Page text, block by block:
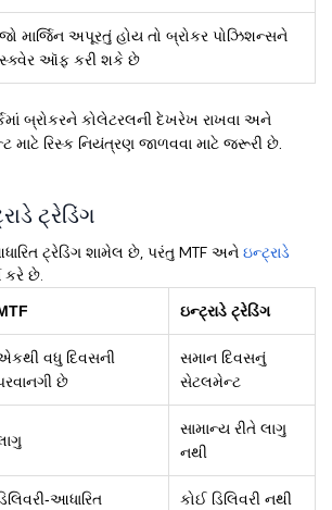
જો માર્જિન અપૂરતું હોય તો બ્રોકર પોઝિશન્સને
સ્ક્વેર ઑફ કરી શકે છે
બ્રોકરને કોલેટરલની દેખરેખ રાખવા અને
માટે રિસ્ક નિયંત્રણ જાળવવા માટે જરૂરી છે.
ટ્રેડિંગ
ટ્રેડિંગ શામેલ છે, પરંતુ MTF અને ઇન્ટ્રાડે
કરે છે.
ઇન્ટ્રાડે ટ્રેડિંગ
વધુ દિવસની
છે
સમાન દિવસનું
સેટલમેન્ટ
સામાન્ય રીતે લાગુ
નથી
આધારિત કોઈ ડિલિવરી નથી